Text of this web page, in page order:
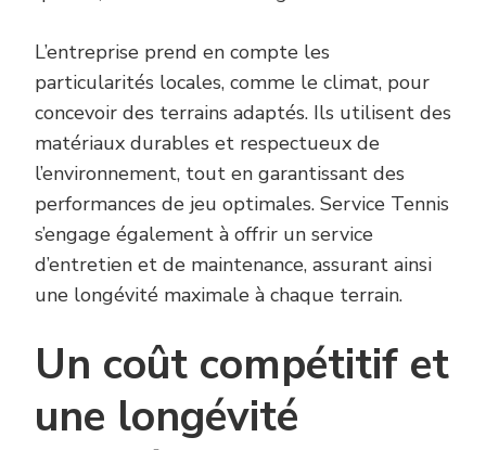
L’entreprise prend en compte les
particularités locales, comme le climat, pour
concevoir des terrains adaptés. Ils utilisent des
matériaux durables et respectueux de
l’environnement, tout en garantissant des
performances de jeu optimales. Service Tennis
s’engage également à offrir un service
d’entretien et de maintenance, assurant ainsi
une longévité maximale à chaque terrain.
Un coût compétitif et
une longévité